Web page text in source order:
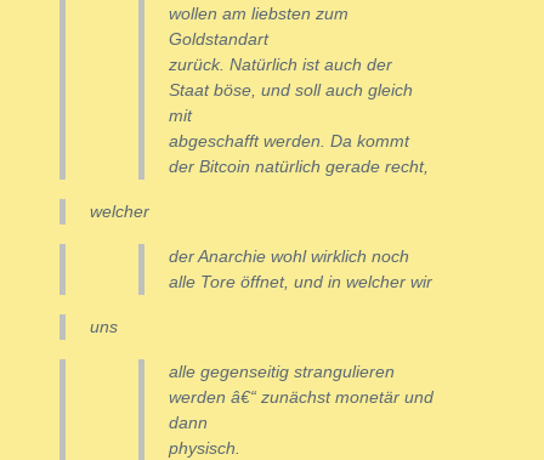
wollen am liebsten zum
Goldstandart
zurück. Natürlich ist auch der
Staat böse, und soll auch gleich
mit
abgeschafft werden. Da kommt
der Bitcoin natürlich gerade recht,
welcher
der Anarchie wohl wirklich noch
alle Tore öffnet, und in welcher wir
uns
alle gegenseitig strangulieren
werden â€“ zunächst monetär und
dann
physisch.